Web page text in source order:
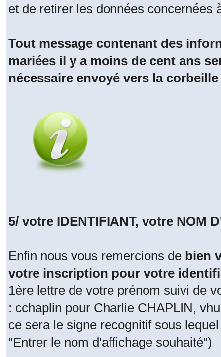
et de retirer les données concernées
Tout message contenant des
mariées il y a moins de cent ans
nécessaire envoyé vers la
5/ votre IDENTIFIANT, votre NOM
Enfin nous vous remercions de bien
votre inscription pour votre
1ère lettre de votre prénom suivi de
: cchaplin pour Charlie CHAPLIN,
ce sera le signe recognitif sous
"Entrer le nom d'affichage souhaité")